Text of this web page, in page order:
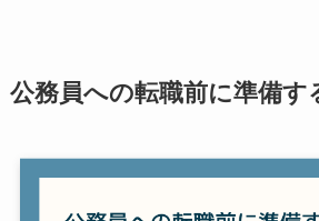
公務員への転職前に準備す